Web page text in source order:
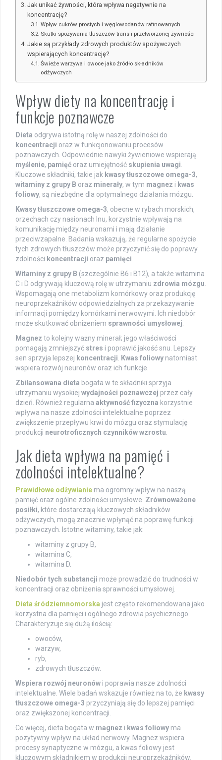
Jak unikać żywności, która wpływa negatywnie na
koncentrację?
Wpływ cukrów prostych i węglowodanów rafinowanych
Skutki spożywania tłuszczów trans i przetworzonej żywności
Jakie są przykłady zdrowych produktów spożywczych
wspierających koncentrację?
Świeże warzywa i owoce jako źródło składników
odżywczych
Wpływ diety na koncentrację i
funkcje poznawcze
Dieta odgrywa istotną rolę w naszej zdolności do
koncentracji oraz w funkcjonowaniu procesów
poznawczych. Odpowiednie nawyki żywieniowe wspierają
myślenie, pamięć oraz umiejętność skupienia uwagi
Kluczowe składniki, takie jak kwasy tłuszczowe omega-3,
witaminy z grupy B oraz minerały, w tym magnez i kwas
foliowy, są niezbędne dla optymalnego działania mózgu.
Kwasy tłuszczowe omega-3, obecne w rybach morskich,
orzechach czy nasionach lnu, korzystnie wpływają na
komunikację między neuronami i mają działanie
przeciwzapalne. Badania wskazują, że regularne spożycie
tych zdrowych tłuszczów może przyczynić się do poprawy
zdolności koncentracji oraz pamięci
Witaminy z grupy B (szczególnie B6 i B12), a także witamina
C i D odgrywają kluczową rolę w utrzymaniu zdrowia mózgu
Wspomagają one metabolizm komórkowy oraz produkcję
neuroprzekaźników odpowiedzialnych za przekazywanie
informacji pomiędzy komórkami nerwowymi. Ich niedobór
może skutkować obniżeniem sprawności umysłowej
Magnez to kolejny ważny minerał; jego właściwości
pomagają zmniejszyć stres i poprawić jakość snu. Lepszy
sen sprzyja lepszej koncentracji Kwas foliowy natomiast
wspiera rozwój neuronów oraz ich funkcje.
Zbilansowana dieta bogata w te składniki sprzyja
utrzymaniu wysokiej wydajności poznawczej przez cały
dzień. Również regularna aktywność fizyczna korzystnie
wpływa na nasze zdolności intelektualne poprzez
zwiększenie przepływu krwi do mózgu oraz stymulację
produkcji neurotroficznych czynników wzrostu
Jak dieta wpływa na pamięć i
zdolności intelektualne?
Prawidłowe odżywianie ma ogromny wpływ na naszą
pamięć oraz ogólne zdolności umysłowe. Zrównoważone
posiłki, które dostarczają kluczowych składników
odżywczych, mogą znacznie wpłynąć na poprawę funkcji
poznawczych. Istotne witaminy, takie jak:
witaminy z grupy B,
witamina C,
witamina D.
Niedobór tych substancji może prowadzić do trudności w
koncentracji oraz obniżenia sprawności umysłowej.
Dieta śródziemnomorska jest często rekomendowana jako
korzystna dla pamięci i ogólnego zdrowia psychicznego.
Charakteryzuje się dużą ilością:
owoców,
warzyw,
ryb,
zdrowych tłuszczów.
Wspiera rozwój neuronów i poprawia nasze zdolności
intelektualne. Wiele badań wskazuje również na to, że kwasy
tłuszczowe omega-3 przyczyniają się do lepszej pamięci
oraz zwiększonej koncentracji.
Co więcej, dieta bogata w magnez i kwas foliowy ma
pozytywny wpływ na układ nerwowy. Magnez wspiera
procesy synaptyczne w mózgu, a kwas foliowy jest
kluczowym składnikiem w produkcji neuroprzekaźników.